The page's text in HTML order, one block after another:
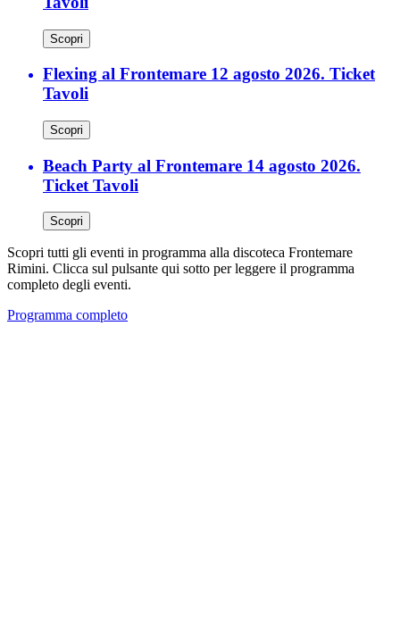
Scopri
Flexing al Frontemare 12 agosto 2026. Ticket
Tavoli
Scopri
Beach Party al Frontemare 14 agosto 2026.
Ticket Tavoli
Scopri
Scopri tutti gli eventi in programma alla discoteca Frontemare
Rimini. Clicca sul pulsante qui sotto per leggere il programma
completo degli eventi.
Programma completo